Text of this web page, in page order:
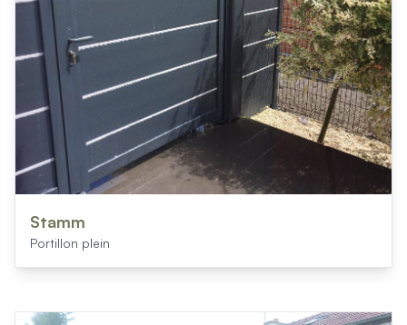
Stamm
Portillon plein